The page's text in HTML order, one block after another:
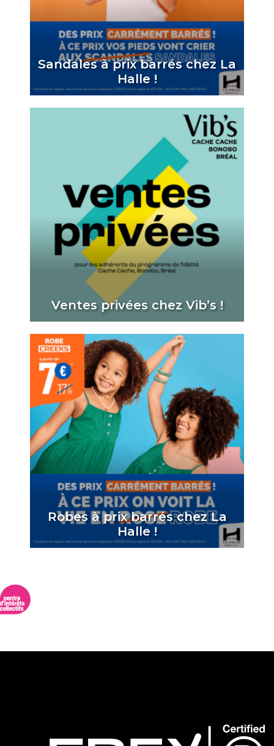
Sandales à prix barrés chez La
Halle !
Ventes privées chez Vib’s !
Robes à prix barrés chez La
Halle !